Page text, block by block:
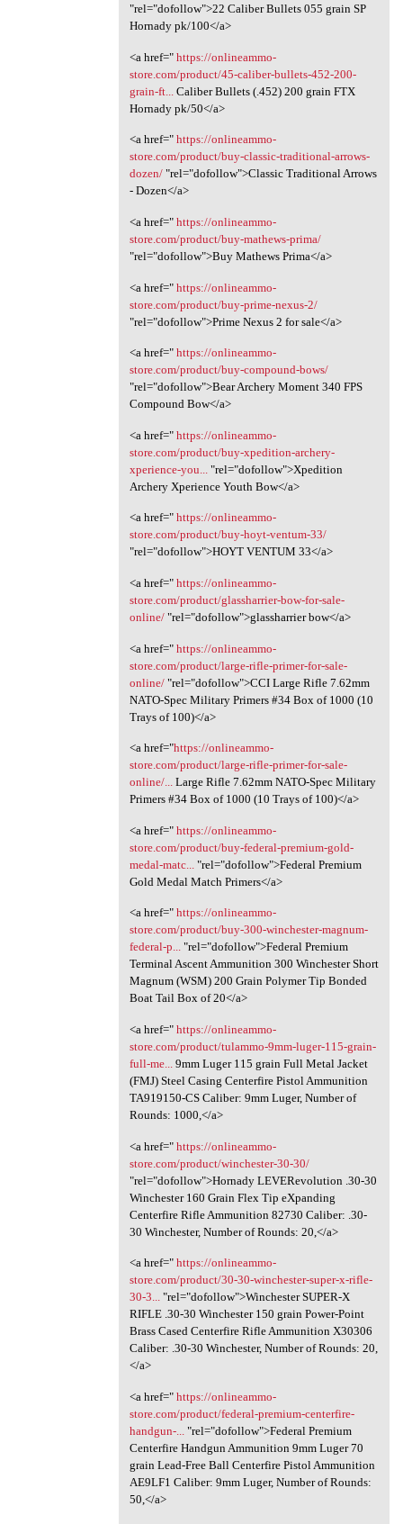
"rel="dofollow">22 Caliber Bullets 055 grain SP
Hornady pk/100</a>
<a href=" https://onlineammo-
store.com/product/45-caliber-bullets-452-200-
grain-ft...
Caliber Bullets (.452) 200 grain FTX
Hornady pk/50</a>
<a href=" https://onlineammo-
store.com/product/buy-classic-traditional-arrows-
dozen/"rel="dofollow">Classic Traditional Arrows
- Dozen</a>
<a href=" https://onlineammo-
store.com/product/buy-mathews-prima/
"rel="dofollow">Buy Mathews Prima</a>
<a href=" https://onlineammo-
store.com/product/buy-prime-nexus-2/
"rel="dofollow">Prime Nexus 2 for sale</a>
<a href=" https://onlineammo-
store.com/product/buy-compound-bows/
"rel="dofollow">Bear Archery Moment 340 FPS
Compound Bow</a>
<a href=" https://onlineammo-
store.com/product/buy-xpedition-archery-
xperience-you...
"rel="dofollow">Xpedition
Archery Xperience Youth Bow</a>
<a href=" https://onlineammo-
store.com/product/buy-hoyt-ventum-33/
"rel="dofollow">HOYT VENTUM 33</a>
<a href=" https://onlineammo-
store.com/product/glassharrier-bow-for-sale-
online/"rel="dofollow">glassharrier bow</a>
<a href=" https://onlineammo-
store.com/product/large-rifle-primer-for-sale-
online/"rel="dofollow">CCI Large Rifle 7.62mm
NATO-Spec Military Primers #34 Box of 1000 (10
Trays of 100)</a>
<a href="https://onlineammo-
store.com/product/large-rifle-primer-for-sale-
online/...Large Rifle 7.62mm NATO-Spec Military
Primers #34 Box of 1000 (10 Trays of 100)</a>
<a href=" https://onlineammo-
store.com/product/buy-federal-premium-gold-
medal-matc...
"rel="dofollow">Federal Premium
Gold Medal Match Primers</a>
<a href=" https://onlineammo-
store.com/product/buy-300-winchester-magnum-
federal-p..."rel="dofollow">Federal Premium
Terminal Ascent Ammunition 300 Winchester Short
Magnum (WSM) 200 Grain Polymer Tip Bonded
Boat Tail Box of 20</a>
<a href=" https://onlineammo-
store.com/product/tulammo-9mm-luger-115-grain-
full-me...9mm Luger 115 grain Full Metal Jacket
(FMJ) Steel Casing Centerfire Pistol Ammunition
TA919150-CS Caliber: 9mm Luger, Number of
Rounds: 1000,</a>
<a href=" https://onlineammo-
store.com/product/winchester-30-30/
"rel="dofollow">Hornady LEVERevolution .30-30
Winchester 160 Grain Flex Tip eXpanding
Centerfire Rifle Ammunition 82730 Caliber: .30-
30 Winchester, Number of Rounds: 20,</a>
<a href=" https://onlineammo-
store.com/product/30-30-winchester-super-x-rifle-
30-3..."rel="dofollow">Winchester SUPER-X
RIFLE .30-30 Winchester 150 grain Power-Point
Brass Cased Centerfire Rifle Ammunition X30306
Caliber: .30-30 Winchester, Number of Rounds: 20,
</a>
<a href=" https://onlineammo-
store.com/product/federal-premium-centerfire-
handgun-...
"rel="dofollow">Federal Premium
Centerfire Handgun Ammunition 9mm Luger 70
grain Lead-Free Ball Centerfire Pistol Ammunition
AE9LF1 Caliber: 9mm Luger, Number of Rounds:
50,</a>